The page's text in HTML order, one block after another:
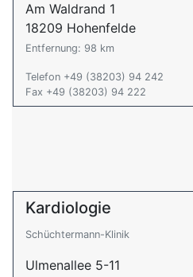
Am Waldrand 1
18209 Hohenfelde
Entfernung: 98 km
Telefon +49 (38203) 94 242
Fax +49 (38203) 94 222
Kardiologie
Schüchtermann-Klinik
Ulmenallee 5-11